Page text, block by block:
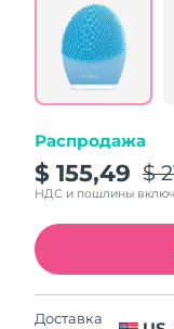
Reviews.
Same
page
link.
Распродажа
$ 155,49 $
НДС и пошлины
Доставка